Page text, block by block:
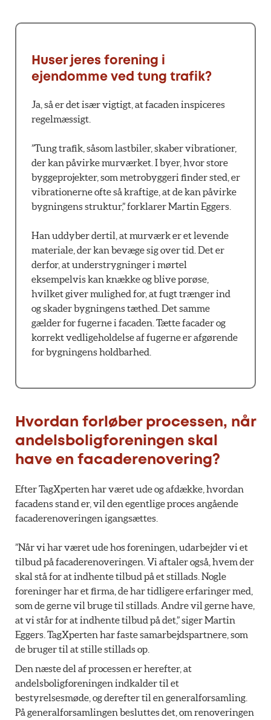
Huser jeres forening i
ejendomme ved tung trafik?
Ja, så er det især vigtigt, at facaden inspiceres
regelmæssigt.
”Tung trafik, såsom lastbiler, skaber vibrationer,
der kan påvirke murværket. I byer, hvor store
byggeprojekter, som metrobyggeri finder sted, er
vibrationerne ofte så kraftige, at de kan påvirke
bygningens struktur,” forklarer Martin Eggers.
Han uddyber dertil, at murværk er et levende
materiale, der kan bevæge sig over tid. Det er
derfor, at understrygninger i mørtel
eksempelvis kan knække og blive porøse,
hvilket giver mulighed for, at fugt trænger ind
og skader bygningens tæthed. Det samme
gælder for fugerne i facaden. Tætte facader og
korrekt vedligeholdelse af fugerne er afgørende
for bygningens holdbarhed.
Hvordan forløber processen, når
andelsboligforeningen skal
have en facaderenovering?
Efter TagXperten har været ude og afdække, hvordan
facadens stand er, vil den egentlige proces angående
facaderenoveringen igangsættes.
”Når vi har været ude hos foreningen, udarbejder vi et
tilbud på facaderenoveringen. Vi aftaler også, hvem der
skal stå for at indhente tilbud på et stillads. Nogle
foreninger har et firma, de har tidligere erfaringer med,
som de gerne vil bruge til stillads. Andre vil gerne have,
at vi står for at indhente tilbud på det,” siger Martin
Eggers. TagXperten har faste samarbejdspartnere, som
de bruger til at stille stillads op.
Den næste del af processen er herefter, at
andelsboligforeningen indkalder til et
bestyrelsesmøde, og derefter til en generalforsamling.
På generalforsamlingen besluttes det, om renoveringen